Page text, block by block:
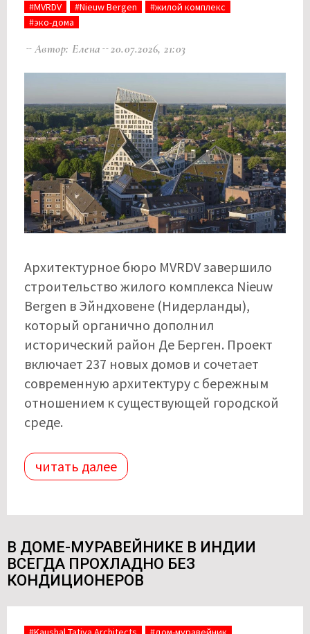
#MVRDV #Nieuw Bergen
#жилой комплекс
#эко-дома
Автор: Елена 20.07.2026, 21:03
Архитектурное бюро MVRDV завершило
строительство жилого комплекса Nieuw
Bergen в Эйндховене (Нидерланды),
который органично дополнил
исторический район Де Берген. Проект
включает 237 новых домов и сочетает
современную архитектуру с бережным
отношением к существующей городской
среде.
читать далее
В ДОМЕ-МУРАВЕЙНИКЕ В ИНДИИ
ВСЕГДА ПРОХЛАДНО БЕЗ
КОНДИЦИОНЕРОВ